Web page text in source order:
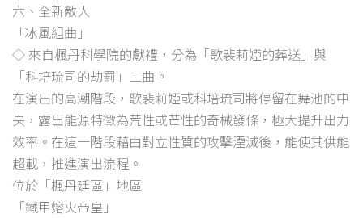
六、全新敵人
「冰風組曲」
◇ 來自楓丹科學院的獻禮，分為「歌裴莉婭的葬送」與
「科培琉司的劫罰」二曲。
在演出的高潮階段，歌裴莉婭或科培琉司將停留在舞池的中
央，露出能源特徵為荒性或芒性的奇械發條，極大提升出力
效率。在這一階段藉由對立性質的攻擊湮滅後，能使其供能
超載，推進演出流程。
位於「楓丹廷區」地區
「鐵甲熔火帝皇」